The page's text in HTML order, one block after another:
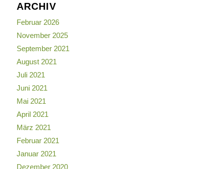
ARCHIV
Februar 2026
November 2025
September 2021
August 2021
Juli 2021
Juni 2021
Mai 2021
April 2021
März 2021
Februar 2021
Januar 2021
Dezember 2020